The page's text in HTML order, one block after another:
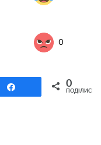
0
Поділитися0
ПОДІЛИСЬ